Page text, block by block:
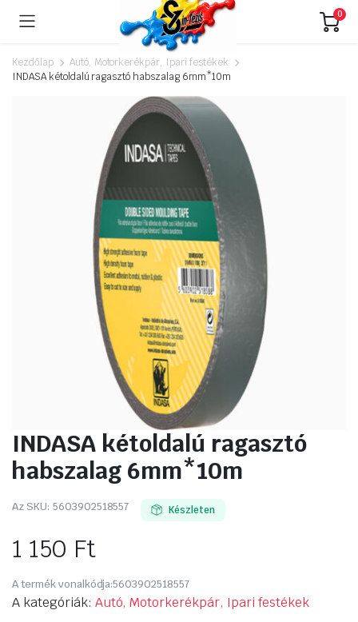
0
Kezdőlap
Autó, Motorkerékpár, Ipari festékek
INDASA kétoldalú ragasztó habszalag 6mm*10m
INDASA kétoldalú ragasztó
habszalag 6mm*10m
Az SKU: 5603902518557 Készleten
1 150 Ft
A termék vonalkódja:5603902518557
A kategóriák: Autó, Motorkerékpár, Ipari festékek